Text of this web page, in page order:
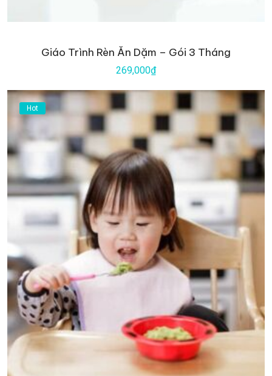
Giáo Trình Rèn Ăn Dặm – Gói 3 Tháng
269,000₫
Hot